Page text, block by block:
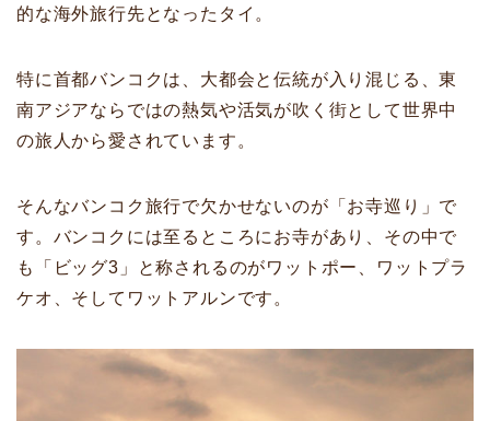
的な海外旅行先となったタイ。
特に首都バンコクは、大都会と伝統が入り混じる、東
南アジアならではの熱気や活気が吹く街として世界中
の旅人から愛されています。
そんなバンコク旅行で欠かせないのが「お寺巡り」で
す。バンコクには至るところにお寺があり、その中で
も「ビッグ3」と称されるのがワットポー、ワットプラ
ケオ、そしてワットアルンです。